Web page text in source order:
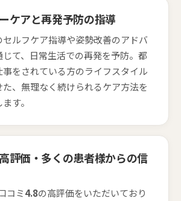
ケアと再発予防の指導
セルフケア指導や姿勢改善のアドバ
じて、日常生活での再発を予防。都
事をされている方のライフスタイル
た、無理なく続けられるケア方法を
す。
評価・多くの患者様からの信
コミ4.8の高評価をいただいており